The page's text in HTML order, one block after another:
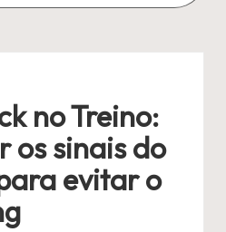
no Treino:
os sinais do
evitar o